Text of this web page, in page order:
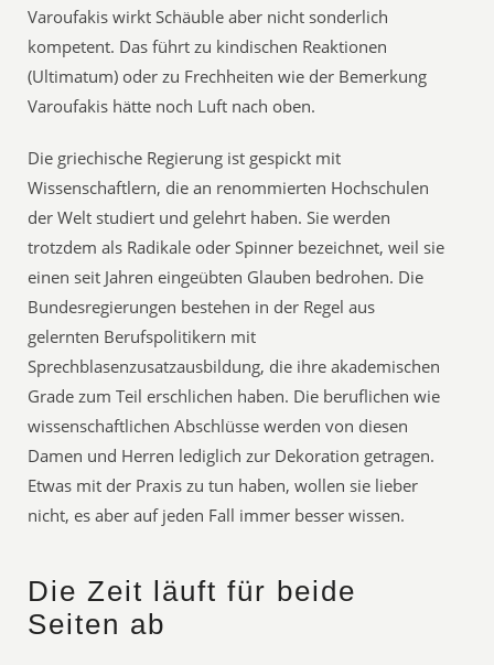
Varoufakis wirkt Schäuble aber nicht sonderlich
kompetent. Das führt zu kindischen Reaktionen
(Ultimatum) oder zu Frechheiten wie der Bemerkung
Varoufakis hätte noch Luft nach oben.
Die griechische Regierung ist gespickt mit
Wissenschaftlern, die an renommierten Hochschulen
der Welt studiert und gelehrt haben. Sie werden
trotzdem als Radikale oder Spinner bezeichnet, weil sie
einen seit Jahren eingeübten Glauben bedrohen. Die
Bundesregierungen bestehen in der Regel aus
gelernten Berufspolitikern mit
Sprechblasenzusatzausbildung, die ihre akademischen
Grade zum Teil erschlichen haben. Die beruflichen wie
wissenschaftlichen Abschlüsse werden von diesen
Damen und Herren lediglich zur Dekoration getragen.
Etwas mit der Praxis zu tun haben, wollen sie lieber
nicht, es aber auf jeden Fall immer besser wissen.
Die Zeit läuft für beide
Seiten ab